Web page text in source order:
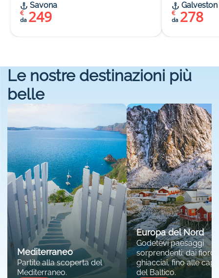
Savona
da 249
€
Galveston
da 278
€
Le nostre destinazioni più
belle
Mediterraneo
Partite alla scoperta del
Mediterraneo.
Europa del Nord
Godetevi paesaggi
sorprendenti: dai fiordi
ghiacciai, fino alle
del Baltico.